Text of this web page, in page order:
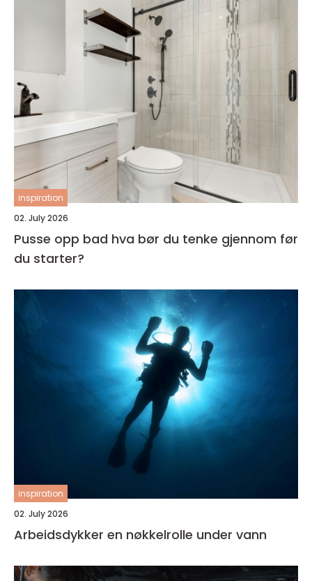
inspiration
02. July 2026
Pusse opp bad hva bør du tenke gjennom før
du starter?
inspiration
02. July 2026
Arbeidsdykker en nøkkelrolle under vann